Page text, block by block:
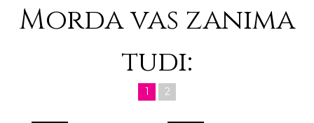
Morda vas zanima
tudi:
1 2